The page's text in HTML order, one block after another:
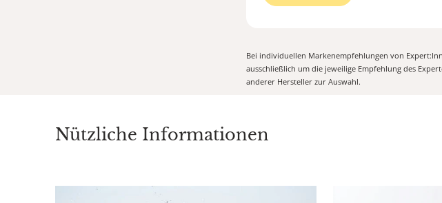
Bei individuellen Markenempfehlungen von
ausschließlich um die jeweilige Empfehlung des
anderer Hersteller zur Auswahl.
Nützliche Informationen